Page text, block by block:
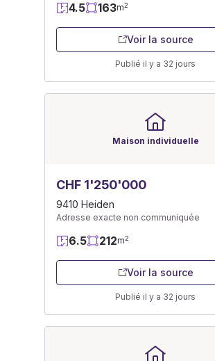
4.5 163m2
Voir la source
Publié il y a 32 jours
Maison individuelle
CHF 1'250'000
9410 Heiden
Adresse exacte non communiquée
6.5 212m2
Voir la source
Publié il y a 32 jours